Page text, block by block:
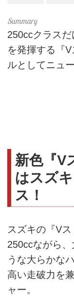
250ccクラス
を発揮する『
ルとしてニュ
新色『V
はスズ
ス！
スズキの『V
250ccながら
うな大らかな
高い走破力を
ャー。